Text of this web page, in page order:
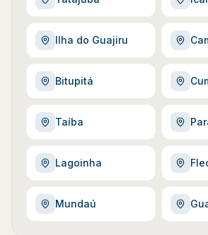
Ilha do Guajiru
Bitupitá
Taíba
Lagoinha
Mundaú